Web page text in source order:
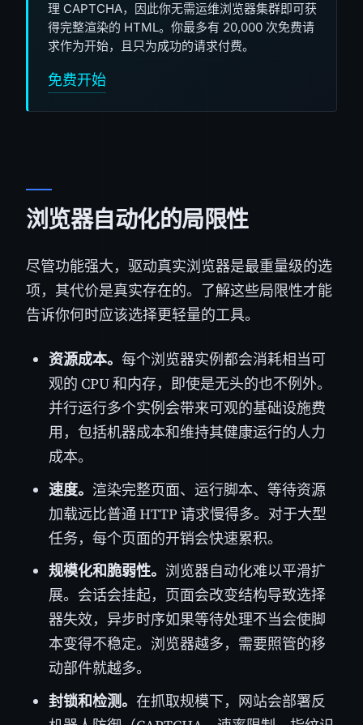
理 CAPTCHA，因此你无需运维浏览器集群即可获
得完整渲染的 HTML。你最多有 20,000 次免费请
求作为开始，且只为成功的请求付费。
免费开始
浏览器自动化的局限性
尽管功能强大，驱动真实浏览器是最重量级的选
项，其代价是真实存在的。了解这些局限性才能
告诉你何时应该选择更轻量的工具。
资源成本。 每个浏览器实例都会消耗相当可
观的 CPU 和内存，即使是无头的也不例外。
并行运行多个实例会带来可观的基础设施费
用，包括机器成本和维持其健康运行的人力
成本。
速度。 渲染完整页面、运行脚本、等待资源
加载远比普通 HTTP 请求慢得多。对于大型
任务，每个页面的开销会快速累积。
规模化和脆弱性。 浏览器自动化难以平滑扩
展。会话会挂起，页面会改变结构导致选择
器失效，异步时序如果等待处理不当会使脚
本变得不稳定。浏览器越多，需要照管的移
动部件就越多。
封锁和检测。 在抓取规模下，网站会部署反